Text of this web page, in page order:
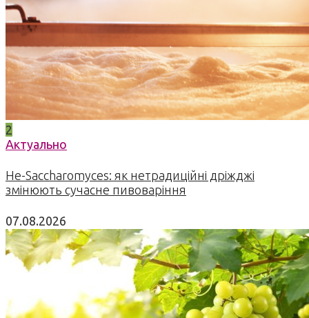
2
Актуально
Не-Saccharomyces: як нетрадиційні дріжджі
змінюють сучасне пивоваріння
07.08.2026